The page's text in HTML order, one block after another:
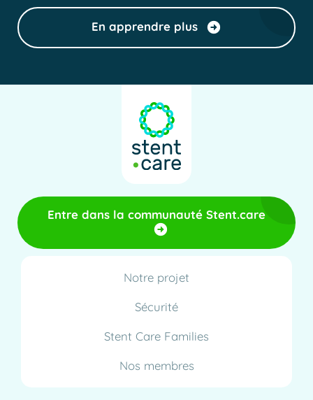
En apprendre plus
Entre dans la communauté Stent.care
Notre projet
Sécurité
Stent Care Families
Nos membres